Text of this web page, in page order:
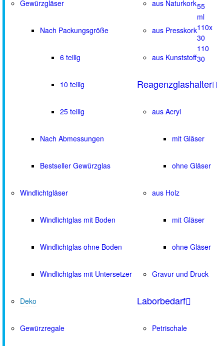
Gewürzgläser
Nach Packungsgröße
6 teilig
10 teilig
25 teilig
Nach Abmessungen
Bestseller Gewürzglas
Windlichtgläser
Windlichtglas mit Boden
Windlichtglas ohne Boden
Windlichtglas mit Untersetzer
Deko
Gewürzregale
aus Naturkork
aus Presskork
aus Kunststoff
Reagenzglashalter
aus Acryl
mit Gläser
ohne Gläser
aus Holz
mit Gläser
ohne Gläser
Gravur und Druck
Laborbedarf
Petrischale
55
ml
110x
30
110
30